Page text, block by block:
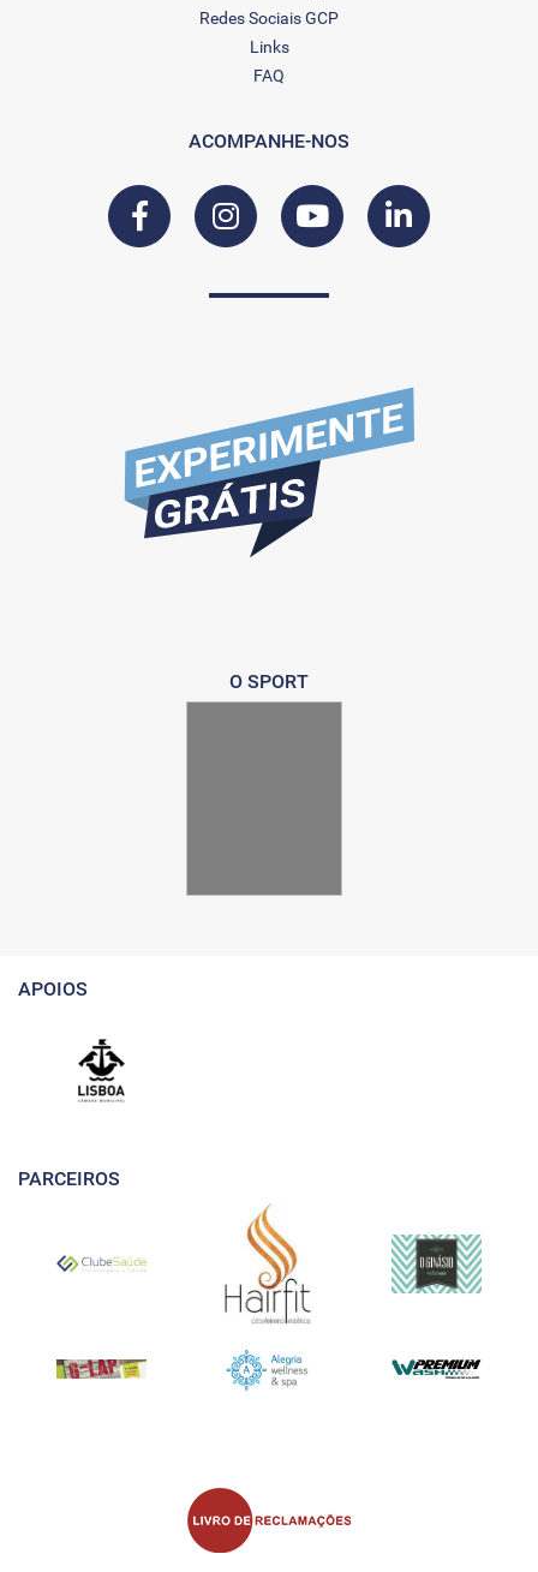
Redes Sociais GCP
Links
FAQ
ACOMPANHE-NOS
O SPORT
APOIOS
PARCEIROS